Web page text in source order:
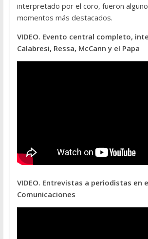
interpretado por el coro, fueron
momentos más destacados.
VIDEO. Evento central completo,
Calabresi, Ressa, McCann y el Papa
VIDEO. Entrevistas a periodistas en
Comunicaciones